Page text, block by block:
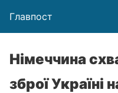
Главпост
Німеччина
зброї Україні